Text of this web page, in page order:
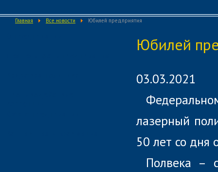
Главная Все новости Юбилей предприятия
Юбилей
03.03.2021
лазерный
50 лет со дня
Полвека –